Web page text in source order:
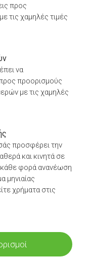
προς
τις χαμηλές τιμές
να
προορισμούς
με τις χαμηλές
προσφέρει την
και κινητά σε
κάθε φορά ανανέωση
μηνιαίας
χρήματα στις